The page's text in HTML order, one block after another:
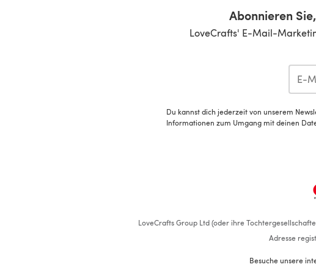
Abonnieren
LoveCrafts' E-Mail-
Du kannst dich jederzeit von unserem
Informationen zum Umgang mit deinen
LoveCrafts Group Ltd (oder ihre
Adresse
Besuche unsere